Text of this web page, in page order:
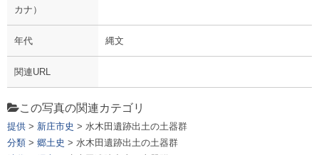
カナ）
年代 縄文
関連URL
この写真の関連カテゴリ
提供 > 新庄市史 > 水木田遺跡出土の土器群
分類 > 郷土史 > 水木田遺跡出土の土器群